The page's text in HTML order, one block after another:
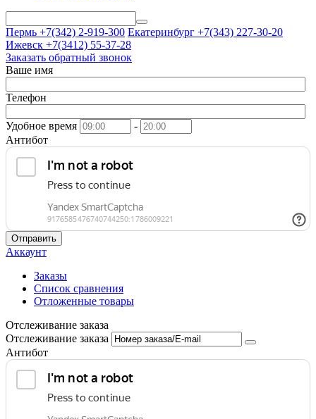
Пермь +7(342) 2-919-300 Екатеринбург +7(343) 227-30-20
Ижевск +7(3412) 55-37-28
Заказать обратный звонок
Ваше имя
Телефон
Удобное время
-
Антибот
Отправить
Аккаунт
Заказы
Список сравнения
Отложенные товары
Отслеживание заказа
Отслеживание заказа
Антибот